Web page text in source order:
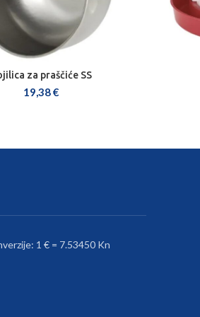
U KOŠARICU
za praščiće SS
19,38€
1 € = 7.53450 Kn